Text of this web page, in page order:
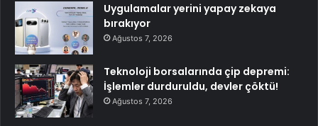
Uygulamalar yerini yapay zekaya
bırakıyor
Ağustos 7, 2026
Teknoloji borsalarında çip depremi:
İşlemler durduruldu, devler çöktü!
Ağustos 7, 2026